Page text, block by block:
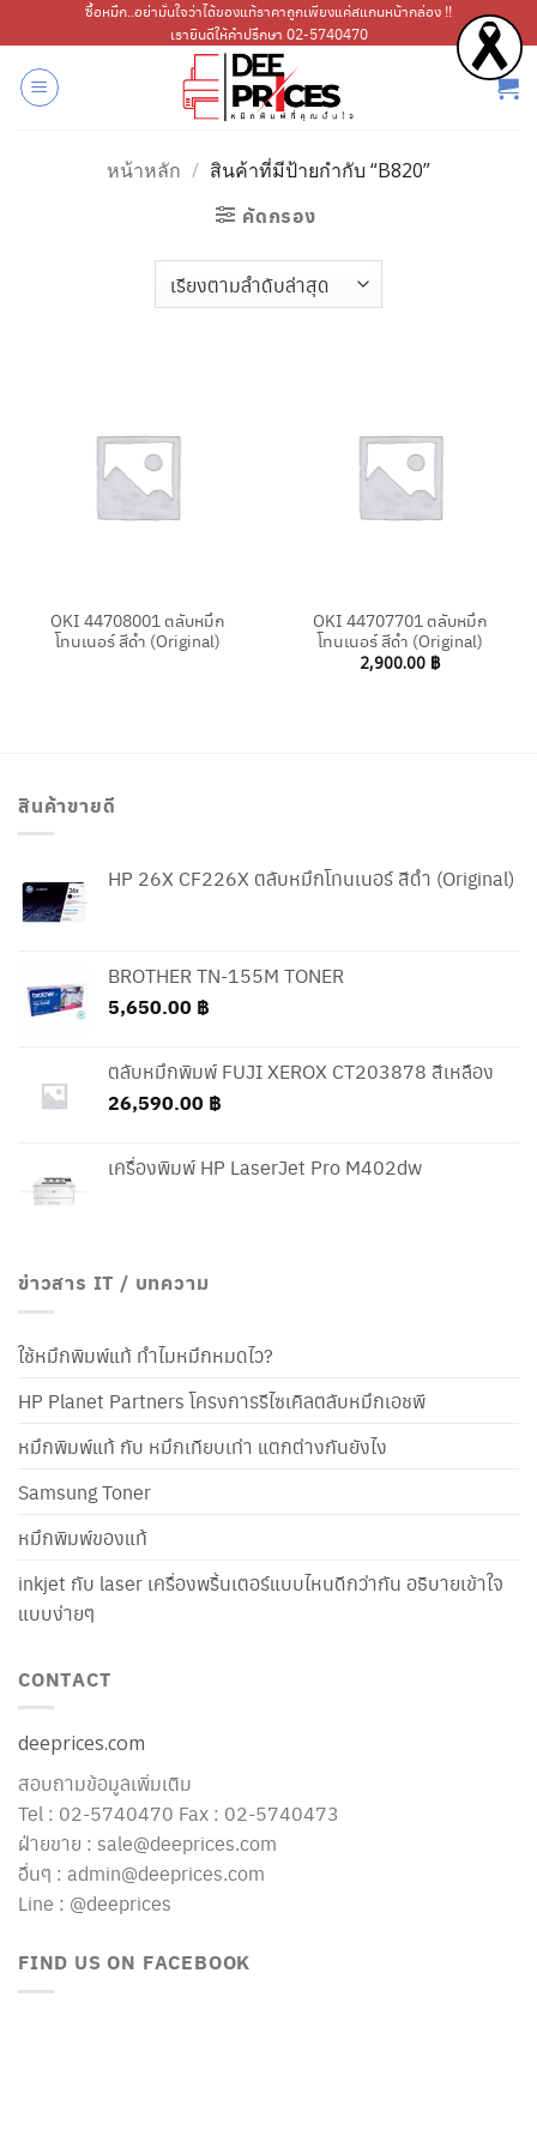
ไป
เนื้อหา
ซื้อหมึก..อย่ามั่นใจว่าได้ของแท้ราคาถูกเพียงแค่สแกนหน้ากล่อง !!
เรายินดีให้คำปรึกษา 02-5740470
หน้าหลัก / สินค้าที่มีป้ายกำกับ “B820”
คัดกรอง
OKI 44708001 ตลับหมึก
โทนเนอร์ สีดำ (Original)
OKI 44707701 ตลับหมึก
โทนเนอร์ สีดำ (Original)
2,900.00 ฿
สินค้าขายดี
HP 26X CF226X ตลับหมึกโทนเนอร์ สีดำ (Original)
BROTHER TN-155M TONER
5,650.00 ฿
ตลับหมึกพิมพ์ FUJI XEROX CT203878 สีเหลือง
26,590.00 ฿
เครื่องพิมพ์ HP LaserJet Pro M402dw
ข่าวสาร IT / บทความ
ใช้หมึกพิมพ์แท้ ทำไมหมึกหมดไว?
HP Planet Partners โครงการรีไซเคิลตลับหมึกเอชพี
หมึกพิมพ์แท้ กับ หมึกเทียบเท่า แตกต่างกันยังไง
Samsung Toner
หมึกพิมพ์ของแท้
inkjet กับ laser เครื่องพริ้นเตอร์แบบไหนดีกว่ากัน อธิบายเข้าใจ
แบบง่ายๆ
CONTACT
deeprices.com
สอบถามข้อมูลเพิ่มเติม
Tel : 02-5740470 Fax : 02-5740473
ฝ่ายขาย : sale@deeprices.com
อื่นๆ : admin@deeprices.com
Line : @deeprices
FIND US ON FACEBOOK